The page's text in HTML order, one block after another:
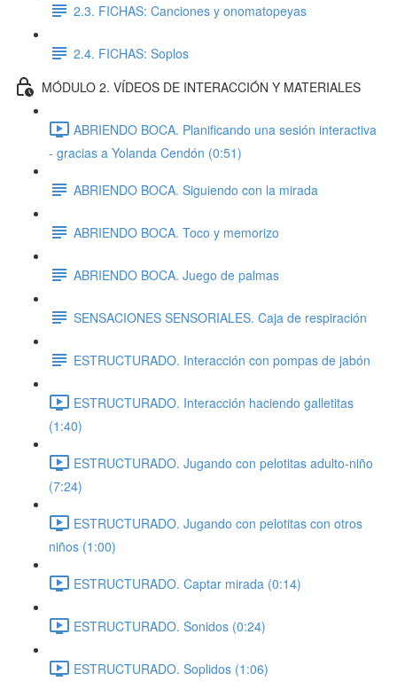
2.3. FICHAS: Canciones y onomatopeyas
2.4. FICHAS: Soplos
MÓDULO 2. VÍDEOS DE INTERACCIÓN Y MATERIALES
ABRIENDO BOCA. Planificando una sesión interactiva
- gracias a Yolanda Cendón (0:51)
ABRIENDO BOCA. Siguiendo con la mirada
ABRIENDO BOCA. Toco y memorizo
ABRIENDO BOCA. Juego de palmas
SENSACIONES SENSORIALES. Caja de respiración
ESTRUCTURADO. Interacción con pompas de jabón
ESTRUCTURADO. Interacción haciendo galletitas
(1:40)
ESTRUCTURADO. Jugando con pelotitas adulto-niño
(7:24)
ESTRUCTURADO. Jugando con pelotitas con otros
niños (1:00)
ESTRUCTURADO. Captar mirada (0:14)
ESTRUCTURADO. Sonidos (0:24)
ESTRUCTURADO. Soplidos (1:06)